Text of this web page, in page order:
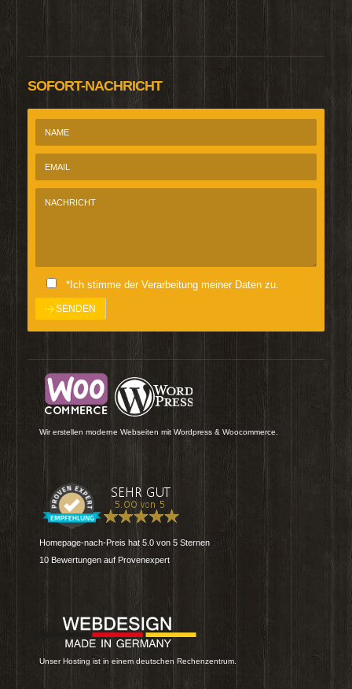
SOFORT-NACHRICHT
*Ich stimme der Verarbeitung meiner Daten zu.
Wir erstellen moderne Webseiten mit Wordpress & Woocommerce.
Homepage-nach-Preis hat 5.0 von 5 Sternen
10 Bewertungen auf Provenexpert
Unser Hosting ist in einem deutschen Rechenzentrum.